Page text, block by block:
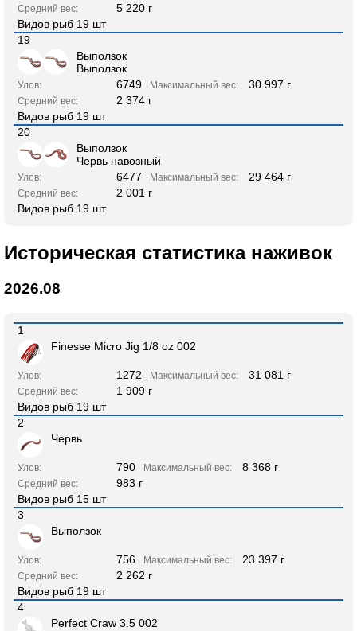
Средний вес:
5 220 г
Видов рыб 19 шт
19
Выползок
Выползок
Улов: 6749 Максимальный вес: 30 997 г
Средний вес:
2 374 г
Видов рыб 19 шт
20
Выползок
Червь навозный
Улов: 6477 Максимальный вес: 29 464 г
Средний вес:
2 001 г
Видов рыб 19 шт
Историческая статистика наживок
2026.08
1
Finesse Micro Jig 1/8 oz 002
Улов: 1272 Максимальный вес: 31 081 г
Средний вес:
1 909 г
Видов рыб 19 шт
2
Червь
Улов: 790 Максимальный вес: 8 368 г
Средний вес:
983 г
Видов рыб 15 шт
3
Выползок
Улов: 756 Максимальный вес: 23 397 г
Средний вес:
2 262 г
Видов рыб 19 шт
4
Perfect Craw 3.5 002